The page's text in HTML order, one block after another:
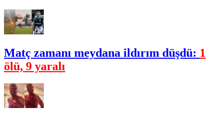
Matç zamanı meydana ildırım düşdü: 1
ölü, 9 yaralı